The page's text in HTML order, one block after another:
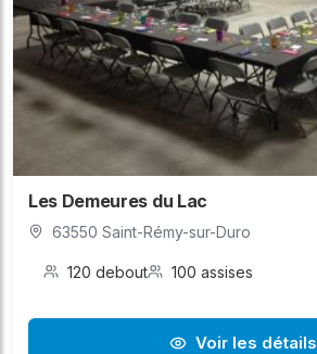
Les Demeures du Lac
63550 Saint-Rémy-sur-Duro
120 debout 100 assises
Voir les détails